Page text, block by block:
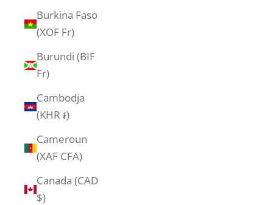
Burkina Faso
(XOF Fr)
Burundi (BIF
Fr)
Cambodja
(KHR ៛)
Cameroun
(XAF CFA)
Canada (CAD
$)